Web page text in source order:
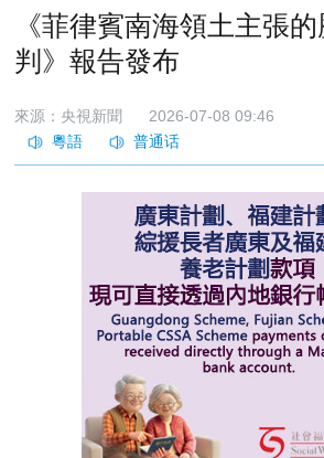
《菲律賓南海領土主張
判》報告發布
來源：央視新聞 2026-07-08 09:46